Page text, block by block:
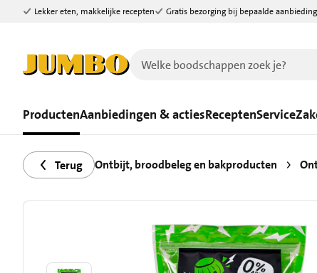
Ga naar zoeken
Ga naar hoofdinhoud
Lekker eten, makkelijke recepten Gratis bezorging bij bepaalde
ProductenAanbiedingen & actiesReceptenService
Terug Ontbijt, broodbeleg en bakproducten